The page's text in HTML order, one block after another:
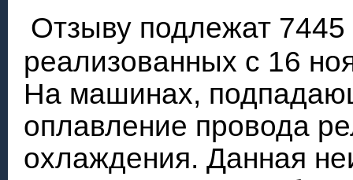
Отзыву подлежат
реализованных c 16
На машинах,
оплавление провода
охлаждения. Данная